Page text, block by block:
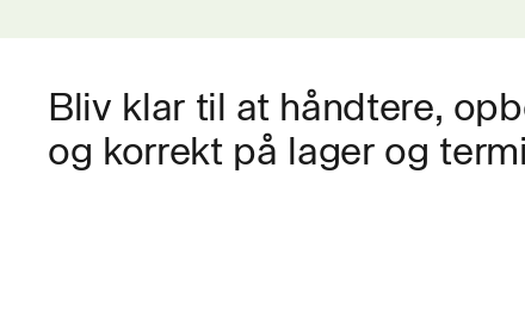
Bliv klar til at håndtere,
og korrekt på lager og